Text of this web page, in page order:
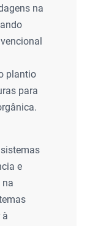
na
plantio
para
e
na
à